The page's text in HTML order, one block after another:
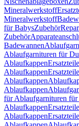
Mineralwerkstoff
Mineralwerkstoff
für BabysZubehör
Zubehör
Badewannen
Ablaufgarnituren für
Ablaufkappen
Ablaufkappen
Ablaufkappen
Ablaufkappen
für Ablaufgarnituren
Ablaufkappen
Ablaufkappen